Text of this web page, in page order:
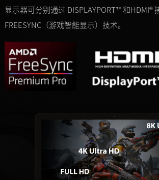
显示器可分别通过 DISPLAYPORT™ 和HDMI®
FREESYNC（游戏智能显示）技术。